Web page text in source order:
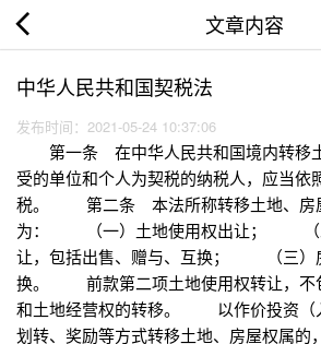
文章内容
中华人民共和国契税法
发布时间：2021-05-24 10:37:06
第一条 在中华人民共和国境内转移
受的单位和个人为契税的纳税人，应当依
税。 第二条 本法所称转移土地、房
为： （一）土地使用权出让； （
让，包括出售、赠与、互换； （三）
换。 前款第二项土地使用权转让，不
和土地经营权的转移。 以作价投资（入
划转、奖励等方式转移土地、房屋权属的